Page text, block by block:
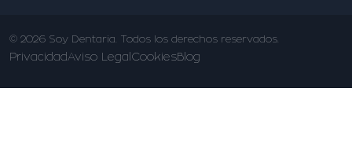
© 2026 Soy Dentaria. Todos los derechos reservados.
Privacidad Aviso Legal CookiesBlog